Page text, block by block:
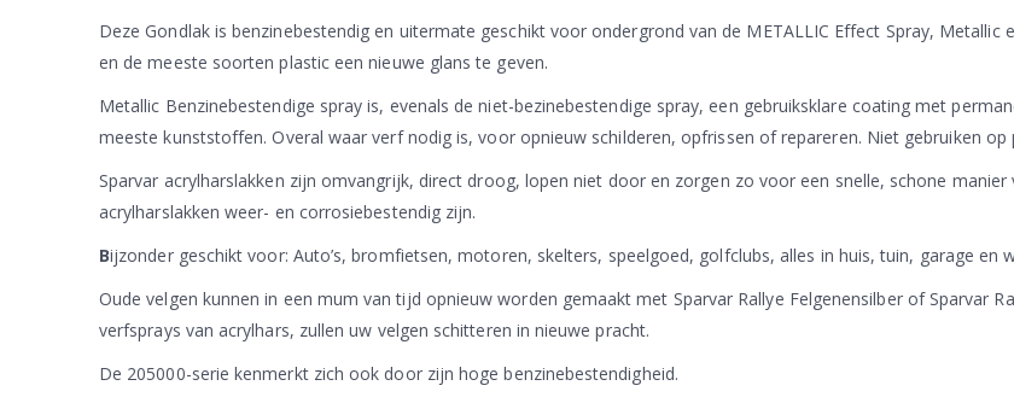
Deze Gondlak is benzinebestendig en uitermate geschikt voor ondergrond van de METALLIC Effect Spray,
en de meeste soorten plastic een nieuwe glans te geven.
Metallic Benzinebestendige spray is, evenals de niet-bezinebestendige spray, een gebruiksklare coating met
meeste kunststoffen. Overal waar verf nodig is, voor opnieuw schilderen, opfrissen of repareren. Niet gebruiken
Sparvar acrylharslakken zijn omvangrijk, direct droog, lopen niet door en zorgen zo voor een snelle, schone
acrylharslakken weer- en corrosiebestendig zijn.
Bijzonder geschikt voor: Auto’s, bromfietsen, motoren, skelters, speelgoed, golfclubs, alles in huis, tuin, garage en
Oude velgen kunnen in een mum van tijd opnieuw worden gemaakt met Sparvar Rallye Felgenensilber of Sparvar
verfsprays van acrylhars, zullen uw velgen schitteren in nieuwe pracht.
De 205000-serie kenmerkt zich ook door zijn hoge benzinebestendigheid.